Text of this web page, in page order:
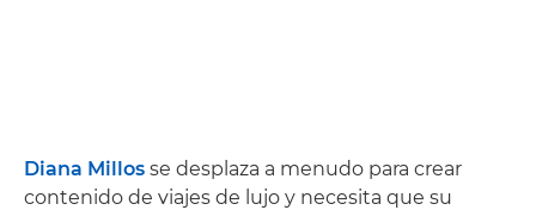
Diana Millos se desplaza a menudo para crear
contenido de viajes de lujo y necesita que su